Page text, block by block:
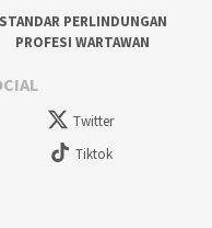
STANDAR PERLINDUNGAN
PROFESI WARTAWAN
Twitter
Tiktok